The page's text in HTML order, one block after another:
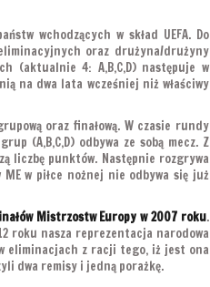
wchodzących w skład UEFA. Do
oraz drużyna/drużyny
(aktualnie 4: A,B,C,D) następuje w
na dwa lata wcześniej niż właściwy
oraz finałową. W czasie rundy
(A,B,C,D) odbywa ze sobą mecz. Z
liczbę punktów. Następnie rozgrywa
w piłce nożnej nie odbywa się już
Mistrzostw Europy w 2007 roku.
roku nasza reprezentacja narodowa
eliminacjach z racji tego, iż jest ona
dwa remisy i jedną porażkę.